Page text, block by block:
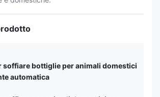
soffiare bottiglie per animali domestici
automatica